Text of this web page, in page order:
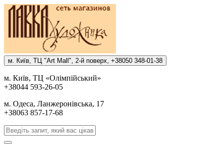
м. Киïв, ТЦ "Art Mall", 2-й поверх, +38050 348-01-38
м. Киïв, ТЦ «Олiмпiйський»
+38044 593-26-05
м. Одеса, Ланжеронiвська, 17
+38063 857-17-68